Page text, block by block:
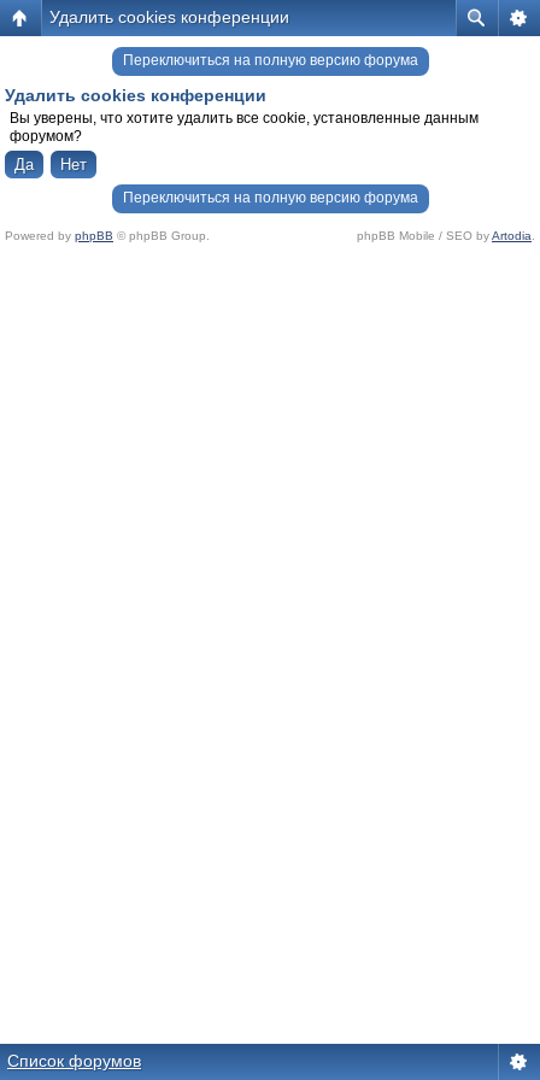
Удалить cookies конференции
Переключиться на полную версию форума
Удалить cookies конференции
Вы уверены, что хотите удалить все cookie, установленные данным
форумом?
Переключиться на полную версию форума
Powered by phpBB © phpBB Group. phpBB Mobile / SEO byArtodia
Список форумов